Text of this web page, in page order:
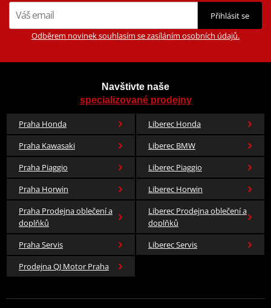
Přihlásit se
Odběrem novinek souhlasím se zasíláním osobních údajů.
Navštivte naše
specializované prodejny
Praha Honda
Liberec Honda
Praha Kawasaki
Liberec BMW
Praha Piaggio
Liberec Piaggio
Praha Horwin
Liberec Horwin
Praha Prodejna oblečení a
doplňků
Liberec Prodejna oblečení a
doplňků
Praha Servis
Liberec Servis
Prodejna QJ Motor Praha